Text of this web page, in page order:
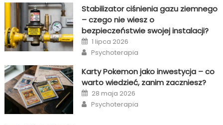
Stabilizator ciśnienia gazu ziemnego
– czego nie wiesz o
bezpieczeństwie swojej instalacji?
Posted
on
1 lipca 2026
Author
Psychoterapia
Karty Pokemon jako inwestycja – co
warto wiedzieć, zanim zaczniesz?
Posted
on
28 maja 2026
Author
Psychoterapia